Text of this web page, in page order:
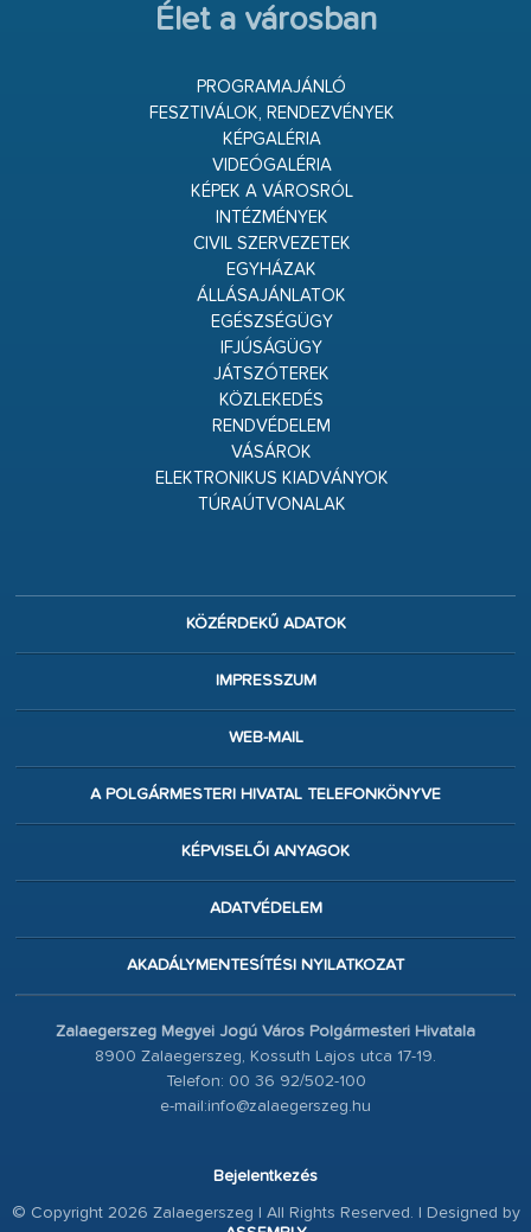
Élet a városban
PROGRAMAJÁNLÓ
FESZTIVÁLOK, RENDEZVÉNYEK
KÉPGALÉRIA
VIDEÓGALÉRIA
KÉPEK A VÁROSRÓL
INTÉZMÉNYEK
CIVIL SZERVEZETEK
EGYHÁZAK
ÁLLÁSAJÁNLATOK
EGÉSZSÉGÜGY
IFJÚSÁGÜGY
JÁTSZÓTEREK
KÖZLEKEDÉS
RENDVÉDELEM
VÁSÁROK
ELEKTRONIKUS KIADVÁNYOK
TÚRAÚTVONALAK
KÖZÉRDEKŰ ADATOK
IMPRESSZUM
WEB-MAIL
A POLGÁRMESTERI HIVATAL TELEFONKÖNYVE
KÉPVISELŐI ANYAGOK
ADATVÉDELEM
AKADÁLYMENTESÍTÉSI NYILATKOZAT
Zalaegerszeg Megyei Jogú Város Polgármesteri Hivatala
8900 Zalaegerszeg, Kossuth Lajos utca 17-19.
Telefon: 00 36 92/502-100
e-mail:info@zalaegerszeg.hu
Bejelentkezés
© Copyright 2026 Zalaegerszeg | All Rights Reserved. | Designed by